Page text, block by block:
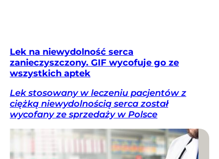
Lek na niewydolność serca
zanieczyszczony. GIF wycofuje go ze
wszystkich aptek
Lek stosowany w leczeniu pacjentów z
ciężką niewydolnością serca został
wycofany ze sprzedaży w Polsce